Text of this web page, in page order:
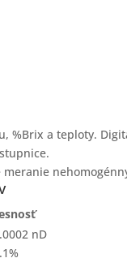
%Brix a teploty.
nD